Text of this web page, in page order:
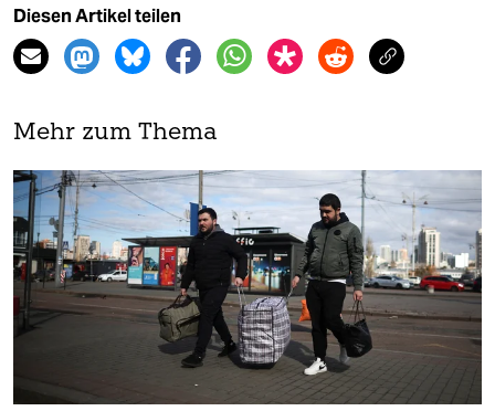
Diesen Artikel teilen
Mehr zum Thema